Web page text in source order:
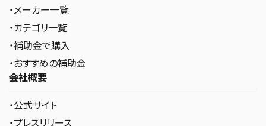
・メーカー一覧
・カテゴリ一覧
・補助金で購入
・おすすめの補助金
会社概要
・公式サイト
・プレスリリース